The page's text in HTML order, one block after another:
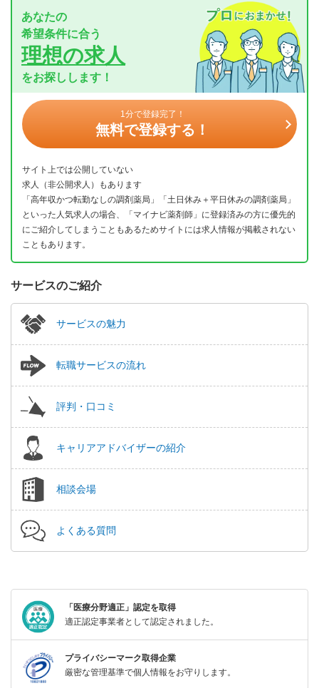
あなたの
希望条件に合う
理想の求人
をお探しします！
1分で登録完了！
無料で登録する！
サイト上では公開していない
求人（非公開求人）もあります
「高年収かつ転勤なしの調剤薬局」「土日休み＋平日休みの調剤薬局」
といった人気求人の場合、「マイナビ薬剤師」に登録済みの方に優先的
にご紹介してしまうこともあるためサイトには求人情報が掲載されない
こともあります。
サービスのご紹介
サービスの魅力
転職サービスの流れ
評判・口コミ
キャリアアドバイザーの紹介
相談会場
よくある質問
「医療分野適正」認定を取得
適正認定事業者として認定されました。
プライバシーマーク取得企業
厳密な管理基準で個人情報をお守りします。